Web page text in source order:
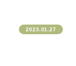
2023.01.27